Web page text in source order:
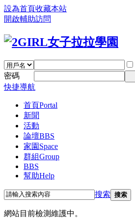
設為首頁收藏本站
開啟輔助訪問
密碼
快捷導航
首頁Portal
新聞
活動
論壇BBS
家園 Space
群組Group
BBS
幫助Help
搜索 搜索
網站目前檢測維護中。